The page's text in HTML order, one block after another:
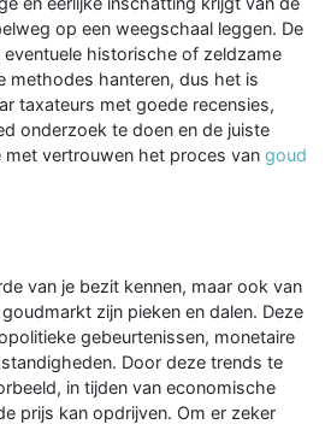
op een weegschaal leggen. De
historische of zeldzame
methodes hanteren, dus het is
taxateurs met goede recensies,
onderzoek te doen en de juiste
vertrouwen het proces van goud
van je bezit kennen, maar ook van
zijn pieken en dalen. Deze
gebeurtenissen, monetaire
Door deze trends te
in tijden van economische
prijs kan opdrijven. Om er zeker